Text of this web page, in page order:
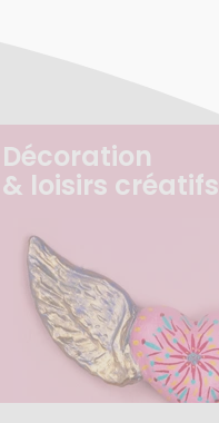
Décoration
& loisirs créatifs